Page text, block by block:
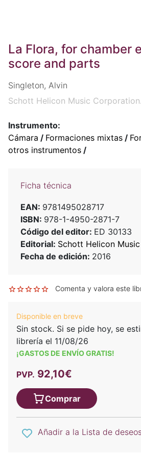
La Flora, for chamber
score and parts
Singleton, Alvin
Schott Helicon Music
Instrumento:
Cámara / Formaciones mixtas /
otros instrumentos /
Ficha técnica
EAN: 9781495028717
ISBN: 978-1-4950-2871-7
Código del editor: ED 30133
Editorial: Schott Helicon
Fecha de edición: 2016
Comenta y valora este
Disponible en breve
Sin stock. Si se pide hoy, se
librería el 11/08/26
¡GASTOS DE ENVÍO GRATIS!
PVP. 92,10€
Comprar
Añadir a la Lista de